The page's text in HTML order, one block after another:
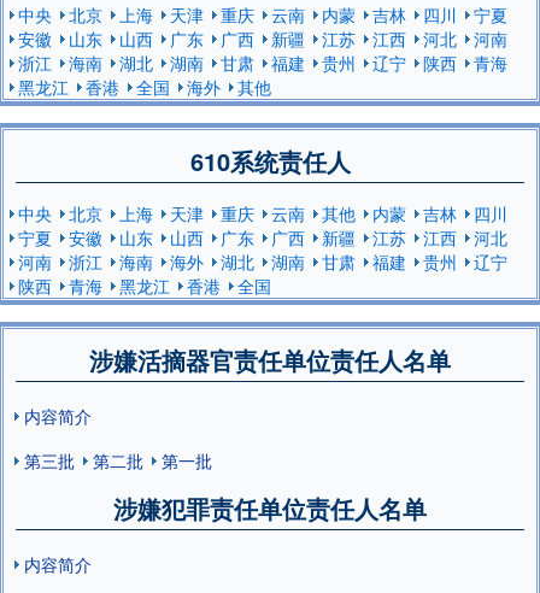
中央 北京 上海 天津 重庆 云南 内蒙 吉林 四川
宁夏
安徽
山东 山西 广东 广西 新疆 江苏 江西 河北
河南
浙江
海南 湖北 湖南 甘肃 福建 贵州 辽宁 陕西
青海
黑龙江
香港 全国 海外 其他
610系统责任人
中央 北京 上海 天津 重庆 云南 其他 内蒙 吉林
四川
宁夏
安徽 山东 山西 广东 广西 新疆 江苏 江西
河北
河南
浙江 海南 海外 湖北 湖南 甘肃 福建 贵州
辽宁
陕西
青海 黑龙江 香港 全国
涉嫌活摘器官责任单位责任人名单
内容简介
第三批
第二批 第一批
涉嫌犯罪责任单位责任人名单
内容简介